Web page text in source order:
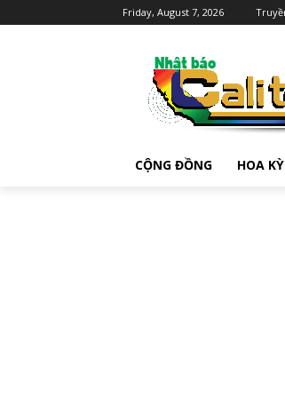
Friday, August 7, 2026
CỘNG ĐỒNG HOA KỲ